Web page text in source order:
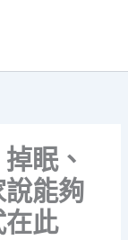
眠、
能夠
在此